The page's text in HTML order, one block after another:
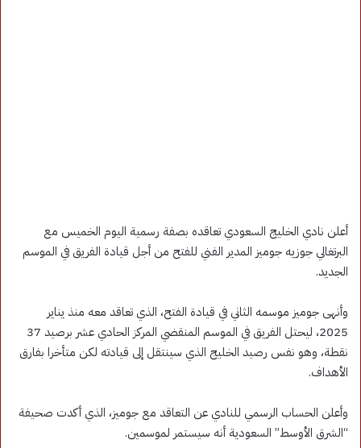
أعلن نادي الخليج السعودي تعاقده بصفة رسمية اليوم الخميس مع
البرتغالي جوزيه جوميز المدير الفني للفتح من أجل قيادة الفريق في الموسم
الجديد.
وأنهى جوميز موسمه الثاني في قيادة الفتح، الذي تعاقد معه منذ يناير
2025، ليحتل الفريق في الموسم المنقضي المركز الحادي عشر برصيد 37
نقطة، وهو نفس رصيد الخليج الذي سينتقل إلى قيادته لكن متأخرا بفارق
الأهداف.
وأعلن الحساب الرسمي للنادي عن التعاقد مع جوميز، الذي أكدت صحيفة
“الشرق الأوسط” السعودية أنه سيستمر لموسمين.